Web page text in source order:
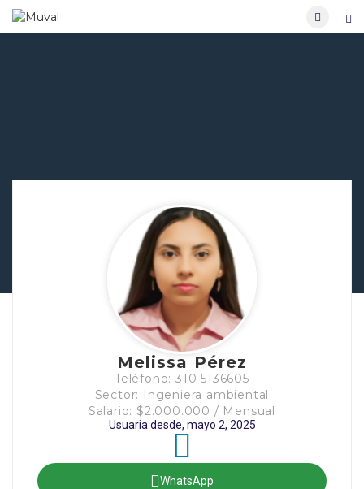
Melissa Pérez
Teléfono: 310 5136605
Sector: Ingeniera ambiental
Salario: $2.000.000 / Mensual
Usuaria desde, mayo 2, 2025
WhatsApp